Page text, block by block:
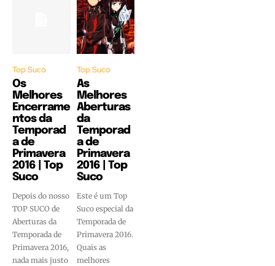
Top Suco
Os
Melhores
Encerrame
ntos da
Temporad
a de
Primavera
2016 | Top
Suco
Depois do nosso
TOP SUCO de
Aberturas da
Temporada de
Primavera 2016,
nada mais justo
Top Suco
As
Melhores
Aberturas
da
Temporad
a de
Primavera
2016 | Top
Suco
Este é um Top
Suco especial da
Temporada de
Primavera 2016.
Quais as
melhores